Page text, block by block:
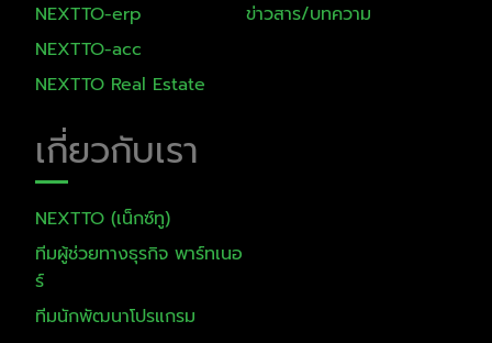
NEXTTO-erp
NEXTTO-acc
NEXTTO Real Estate
ข่าวสาร/บทความ
เกี่ยวกับเรา
NEXTTO (เน็กซ์ทู)
ทีมผู้ช่วยทางธุรกิจ พาร์ทเนอ
ร์
ทีมนักพัฒนาโปรแกรม